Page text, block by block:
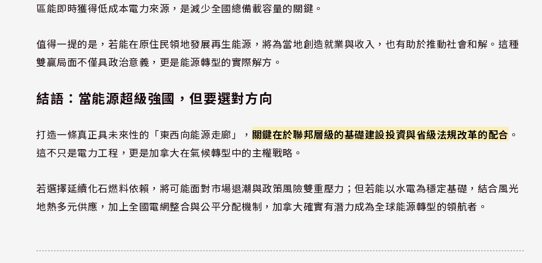
區能即時獲得低成本電力來源，是減少全國總備載容量的關鍵。
值得一提的是，若能在原住民領地發展再生能源，將為當地創造就業與收入，也有助於推動社會和解。這種
雙贏局面不僅具政治意義，更是能源轉型的實際解方。
結語：當能源超級強國，但要選對方向
打造一條真正具未來性的「東西向能源走廊」， 關鍵在於聯邦層級的基礎建設投資與省級法規改革的配合 。
這不只是電力工程，更是加拿大在氣候轉型中的主權戰略。
若選擇延續化石燃料依賴，將可能面對市場退潮與政策風險雙重壓力；但若能以水電為穩定基礎，結合風光
地熱多元供應，加上全國電網整合與公平分配機制，加拿大確實有潛力成為全球能源轉型的領航者。